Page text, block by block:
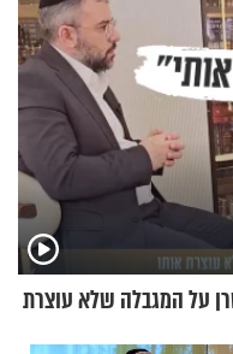
על המגבלה שלא עוצרת